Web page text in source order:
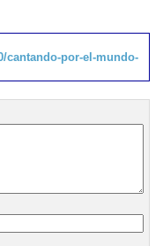
cantando-por-el-mundo-